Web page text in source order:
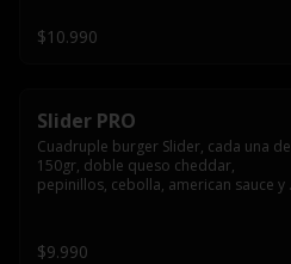
$10.990
Slider PRO
Cuadruple burger Slider, cada una de
150gr, doble queso cheddar,
pepinillos, cebolla, american sauce y
$9.990